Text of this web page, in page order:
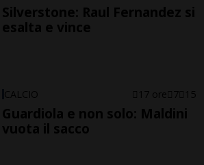
Silverstone: Raul Fernandez si
esalta e vince
CALCIO 17 ore 7 15
Guardiola e non solo: Maldini
vuota il sacco